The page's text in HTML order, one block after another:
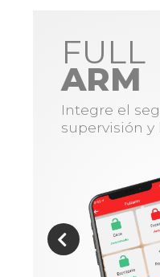
FULL
ARM
Integre el
supervisión y